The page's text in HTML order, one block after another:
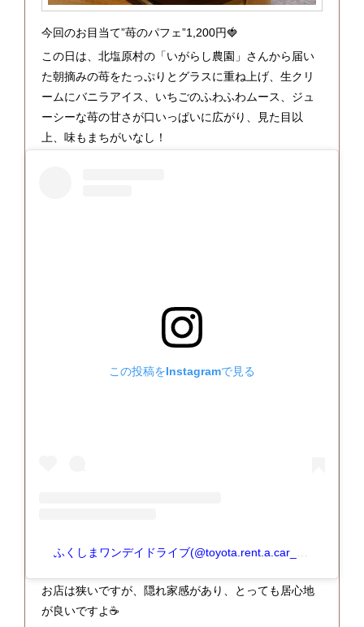
今回のお目当て”苺のパフェ”1,200円🍓
この日は、北塩原村の「いがらし農園」さんから届い
た朝摘みの苺をたっぷりとグラスに重ね上げ、生クリ
ームにバニラアイス、いちごのふわふわムース、ジュ
ーシーな苺の甘さが口いっぱいに広がり、見た目以
上、味もまちがいなし！
この投稿をInstagramで見る
お店は狭いですが、隠れ家感があり、とっても居心地
が良いですよ☕